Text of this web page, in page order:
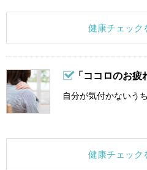
健康チェック
「ココロのお疲
自分が気付かないう
健康チェック